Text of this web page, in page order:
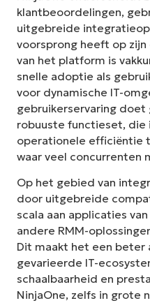
klantbeoordelingen,
uitgebreide
voorsprong heeft op
van het platform is
snelle adoptie als
voor dynamische IT-
gebruikerservaring doet
robuuste functieset, die
operationele efficiëntie
waar veel concurrenten
Op het gebied van
door uitgebreide
scala aan applicaties
andere RMM-
Dit maakt het een beter
gevarieerde IT-
schaalbaarheid en
NinjaOne, zelfs in grote